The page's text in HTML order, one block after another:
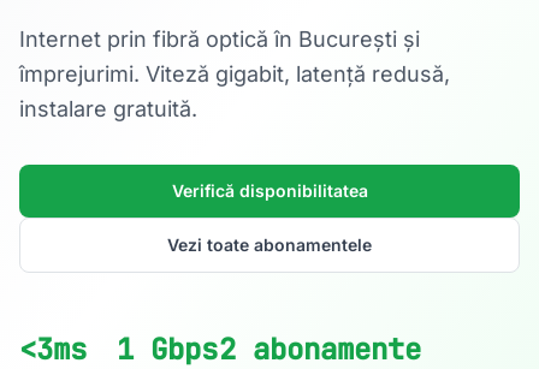
Internet prin fibră optică în București și
împrejurimi. Viteză gigabit, latență redusă,
instalare gratuită.
Verifică disponibilitatea
Vezi toate abonamentele
<3ms 1 Gbps2 abonamente